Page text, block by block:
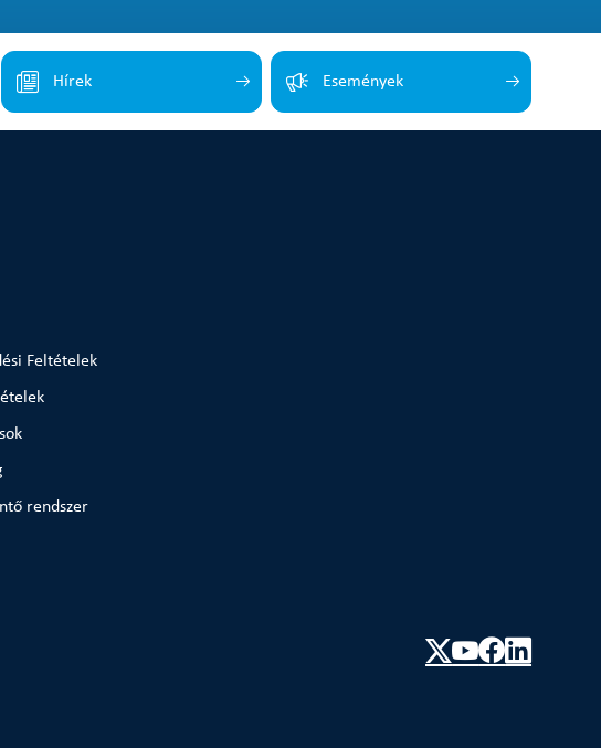
Hírek Események
Feltételek
rendszer